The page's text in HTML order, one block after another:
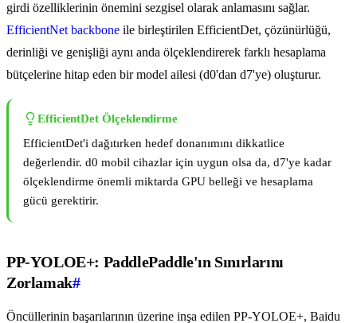
girdi özelliklerinin önemini sezgisel olarak anlamasını sağlar.
EfficientNet backbone ile birleştirilen EfficientDet, çözünürlüğü,
derinliği ve genişliği aynı anda ölçeklendirerek farklı hesaplama
bütçelerine hitap eden bir model ailesi (d0'dan d7'ye) oluşturur.
EfficientDet Ölçeklendirme
EfficientDet'i dağıtırken hedef donanımını dikkatlice
değerlendir. d0 mobil cihazlar için uygun olsa da, d7'ye kadar
ölçeklendirme önemli miktarda GPU belleği ve hesaplama
gücü gerektirir.
PP-YOLOE+: PaddlePaddle'ın Sınırlarını
Zorlamak#
Öncüllerinin başarılarının üzerine inşa edilen PP-YOLOE+, Baidu